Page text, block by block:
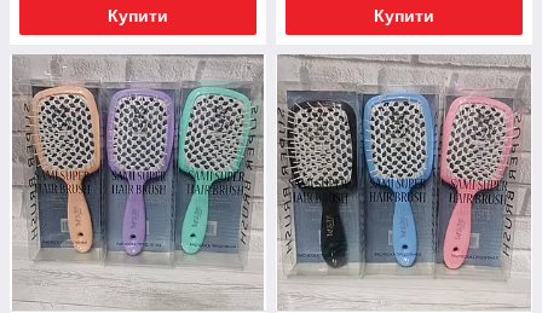
Купити Купити